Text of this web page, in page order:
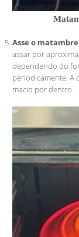
Asse o
assar por
dependendo do
periodicamente. A
macio por dentro.